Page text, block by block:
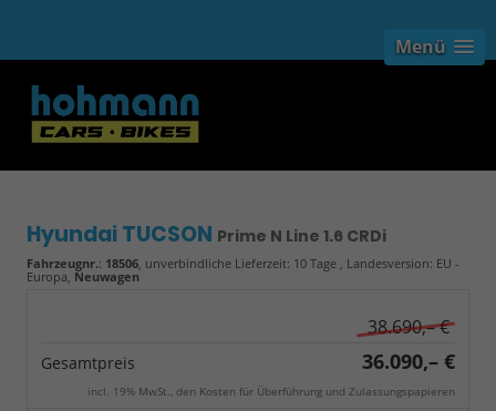
Menü
Hyundai TUCSON Prime N Line 1.6 CRDi
Fahrzeugnr.: 18506, unverbindliche Lieferzeit: 10 Tage , Landesversion: EU -
Europa, Neuwagen
38.690,– €
Gesamtpreis 36.090,– €
incl. 19% MwSt., den Kosten für Überführung und Zulassungspapieren